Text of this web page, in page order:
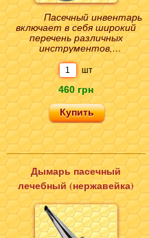
шт
460 грн
Пасечный инвентарь
включает в себя широкий
перечень различных
инструментов,
применяемых для проведения
работ по осмотру ульев,
отбор..
Дымарь пасечный
лечебный (нержавейка)